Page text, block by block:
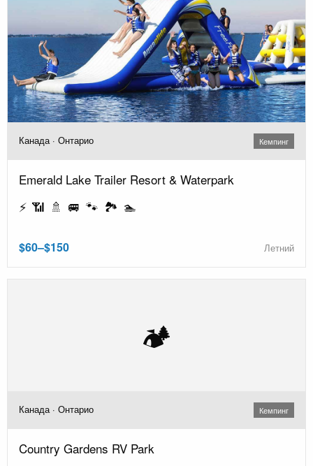
Канада · Онтарио Кемпинг
Emerald Lake Trailer Resort & Waterpark
⚡ 📶 🚿 🚐 🐾 🏞️ 🏊
$60–$150 Летний
🏕️
Канада · Онтарио Кемпинг
Country Gardens RV Park